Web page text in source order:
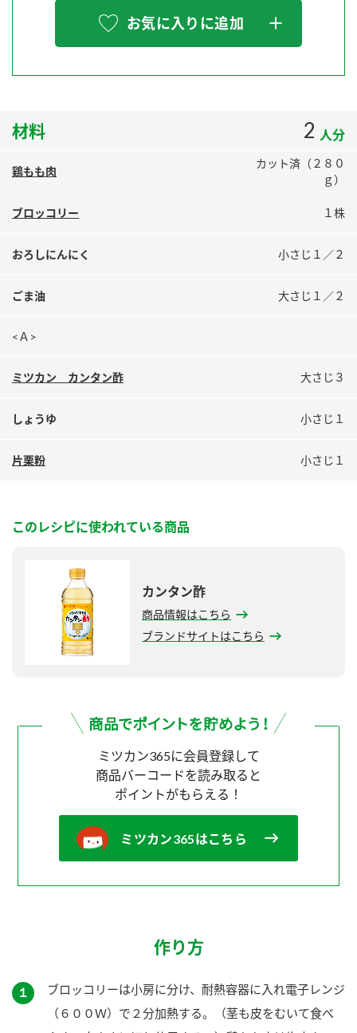
Fibee
スペシャルサイト
お酢を知ろう！
すしラボ
納豆の豆知識
ロングセラー商品 ＋ おすすめレシピ
よくあるご質問
ミツカン公式通販
お気に入りに追加
材料 2 人分
鶏もも肉
カット済（２８０
ｇ）
ブロッコリー １株
おろしにんにく 小さじ１／２
ごま油 大さじ１／２
<Ａ>
ミツカン カンタン酢 大さじ３
しょうゆ 小さじ１
片栗粉 小さじ１
このレシピに使われている商品
カンタン酢
商品情報はこちら
ブランドサイトはこちら
ミツカン365に会員登録して
商品バーコードを読み取ると
ポイントがもらえる！
ミツカン365はこちら
作り方
１
ブロッコリーは小房に分け、耐熱容器に入れ電子レンジ
（６００Ｗ）で２分加熱する。（茎も皮をむいて食べ